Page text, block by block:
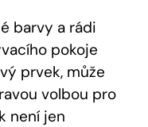
barvy a rádi
pokoje
prvek, může
volbou pro
není jen